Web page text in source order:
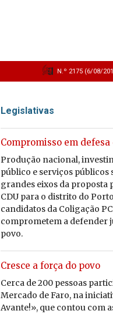
N.º 2175 (6/08/
Legislativas
Compromisso em
Pro­dução na­ci­onal,
pú­blico e ser­viços pú­blicos
grandes eixos da pro­posta
CDU para o dis­trito do
can­di­datos da Co­li­gação
com­pro­metem a de­fender
povo.
Cresce a força do povo
Cerca de 200 pes­soas
Mer­cado de Faro, na
Avante!», que contou com